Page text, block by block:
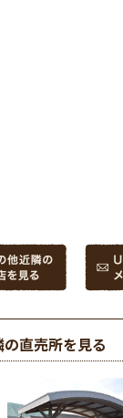
の直売所を見る